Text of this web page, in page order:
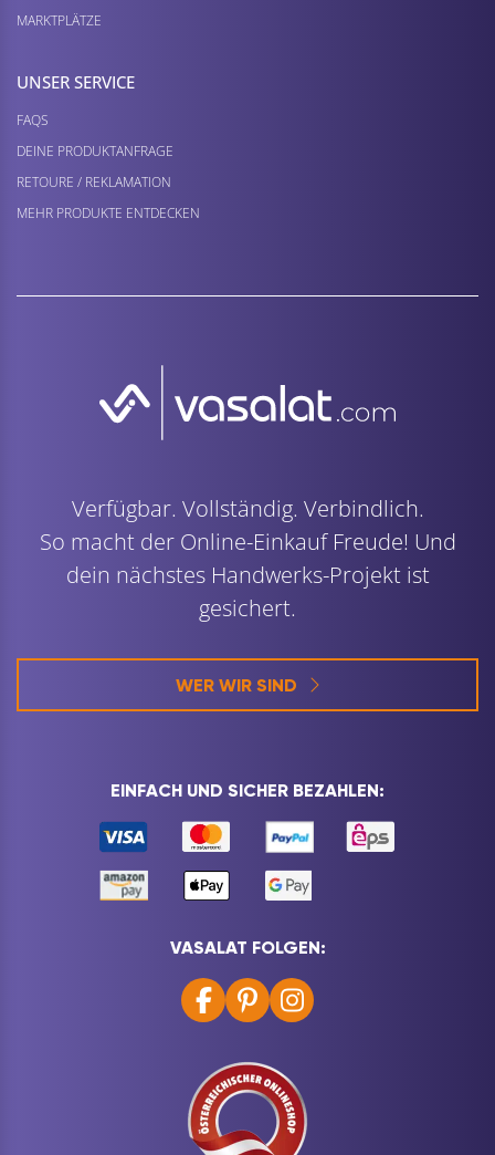
MARKTPLÄTZE
UNSER SERVICE
FAQS
DEINE PRODUKTANFRAGE
RETOURE / REKLAMATION
MEHR PRODUKTE ENTDECKEN
Verfügbar. Vollständig. Verbindlich.
So macht der Online-Einkauf Freude! Und
dein nächstes Handwerks-Projekt ist
gesichert.
WER WIR SIND
EINFACH UND SICHER BEZAHLEN:
VASALAT FOLGEN: